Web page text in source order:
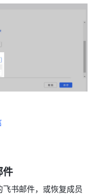
件
书邮件，或恢复成员